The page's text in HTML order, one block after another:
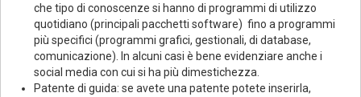
che tipo di conoscenze si hanno di programmi di utilizzo
quotidiano (principali pacchetti software) fino a programmi
più specifici (programmi grafici, gestionali, di database,
comunicazione). In alcuni casi è bene evidenziare anche i
social media con cui si ha più dimestichezza.
Patente di guida: se avete una patente potete inserirla,